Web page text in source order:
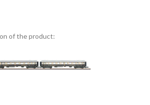
of the product: